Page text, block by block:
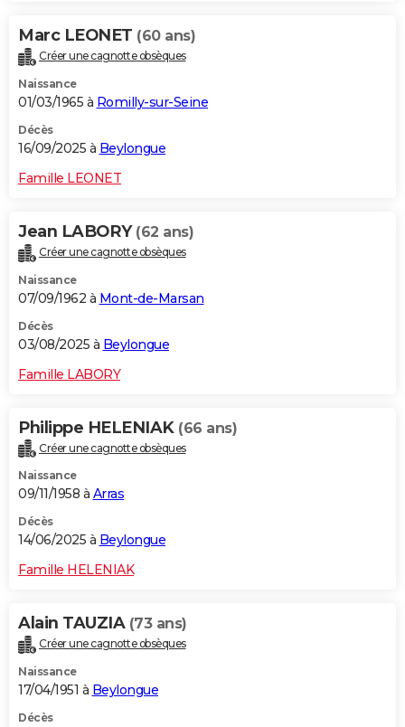
Marc LEONET (60 ans)
Créer une cagnotte obsèques
Naissance
01/03/1965 à Romilly-sur-Seine
Décès
16/09/2025 à Beylongue
Famille LEONET
Jean LABORY (62 ans)
Créer une cagnotte obsèques
Naissance
07/09/1962 à Mont-de-Marsan
Décès
03/08/2025 à Beylongue
Famille LABORY
Philippe HELENIAK (66 ans)
Créer une cagnotte obsèques
Naissance
09/11/1958 à Arras
Décès
14/06/2025 à Beylongue
Famille HELENIAK
Alain TAUZIA (73 ans)
Créer une cagnotte obsèques
Naissance
17/04/1951 à Beylongue
Décès